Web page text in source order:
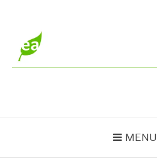
conteúdo
MENU